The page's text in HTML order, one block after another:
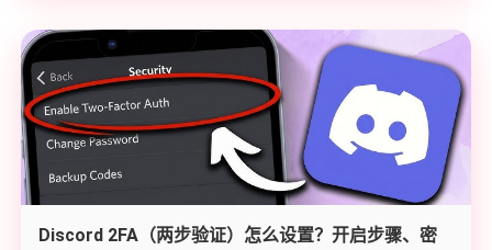
Discord 2FA（两步验证）怎么设置？开启步骤、密